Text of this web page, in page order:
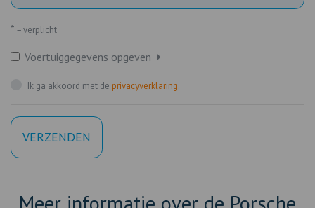
* = verplicht
Voertuiggegevens opgeven
Ik ga akkoord met de privacyverklaring.
VERZENDEN